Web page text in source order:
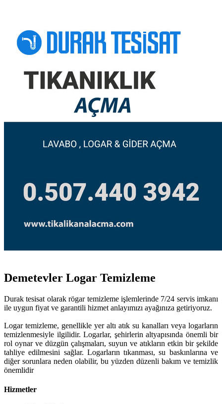
Demetevler Logar Temizleme
Durak tesisat olarak rögar temizleme işlemlerinde 7/24 servis imkanı
ile uygun fiyat ve garantili hizmet anlayımızı ayağınıza getiriyoruz.
Logar temizleme, genellikle yer altı atık su kanalları veya logarların
temizlenmesiyle ilgilidir. Logarlar, şehirlerin altyapısında önemli bir
rol oynar ve düzgün çalışmaları, suyun ve atıkların etkin bir şekilde
tahliye edilmesini sağlar. Logarların tıkanması, su baskınlarına ve
diğer sorunlara neden olabilir, bu yüzden düzenli bakım ve temizlik
önemlidir
Hizmetler